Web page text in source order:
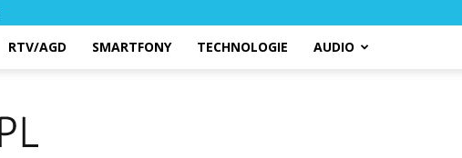
RTV/AGD SMARTFONY TECHNOLOGIE AUDIO